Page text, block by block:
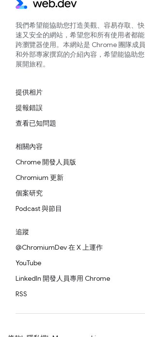
我們希望能協助您打造美觀、容易存取、快
速又安全的網站，希望您和所有使用者都能
跨瀏覽器使用。本網站是 Chrome 團隊成員
和外部專家撰寫的介紹內容，希望能協助您
展開旅程。
提供相片
提報錯誤
查看已知問題
相關內容
Chrome 開發人員版
Chromium 更新
個案研究
Podcast 與節目
追蹤
@ChromiumDev 在 X 上運作
YouTube
LinkedIn 開發人員專用 Chrome
RSS